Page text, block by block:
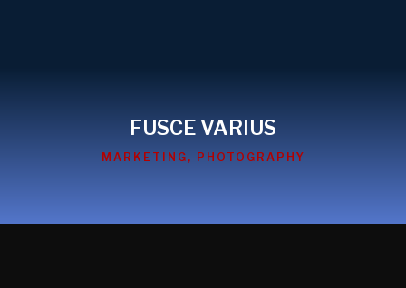
FUSCE VARIUS
MARKETING , PHOTOGRAPHY